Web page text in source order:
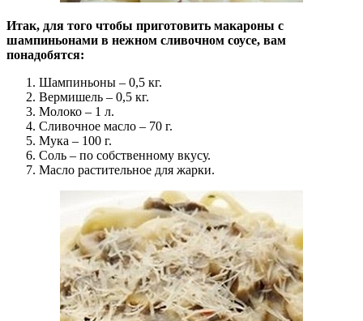
Итак, для того чтобы приготовить макароны с
шампиньонами в нежном сливочном соусе, вам
понадобятся:
Шампиньоны – 0,5 кг.
Вермишель – 0,5 кг.
Молоко – 1 л.
Сливочное масло – 70 г.
Мука – 100 г.
Соль – по собственному вкусу.
Масло растительное для жарки.